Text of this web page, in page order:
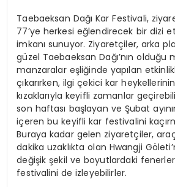
Taebaeksan Dağı Kar Festivali,
77’ye herkesi eğlendirecek bir dizi
imkanı sunuyor. Ziyaretçiler, arka
güzel Taebaeksan Dağı’nın olduğu
manzaralar eşliğinde yapılan
çıkarırken, ilgi çekici kar
kızaklarıyla keyifli zamanlar
son haftası başlayan ve Şubat
içeren bu keyifli kar festivalini
Buraya kadar gelen ziyaretçiler,
dakika uzaklıkta olan Hwangji
değişik şekil ve boyutlardaki
festivalini de izleyebilirler.